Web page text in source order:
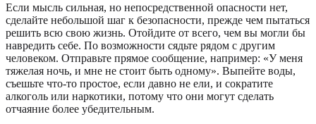
Если мысль сильная, но непосредственной опасности нет,
сделайте небольшой шаг к безопасности, прежде чем пытаться
решить всю свою жизнь. Отойдите от всего, чем вы могли бы
навредить себе. По возможности сядьте рядом с другим
человеком. Отправьте прямое сообщение, например: «У меня
тяжелая ночь, и мне не стоит быть одному». Выпейте воды,
съешьте что-то простое, если давно не ели, и сократите
алкоголь или наркотики, потому что они могут сделать
отчаяние более убедительным.